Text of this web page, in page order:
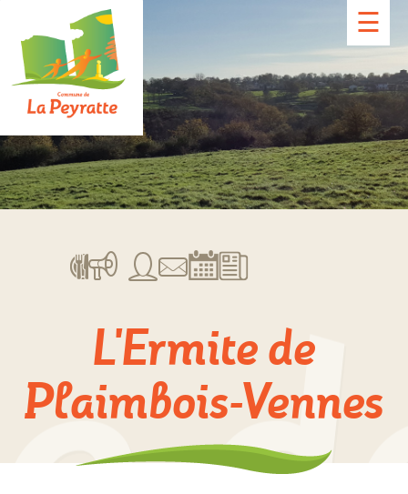
☰
L'Ermite de
Plaimbois-Vennes